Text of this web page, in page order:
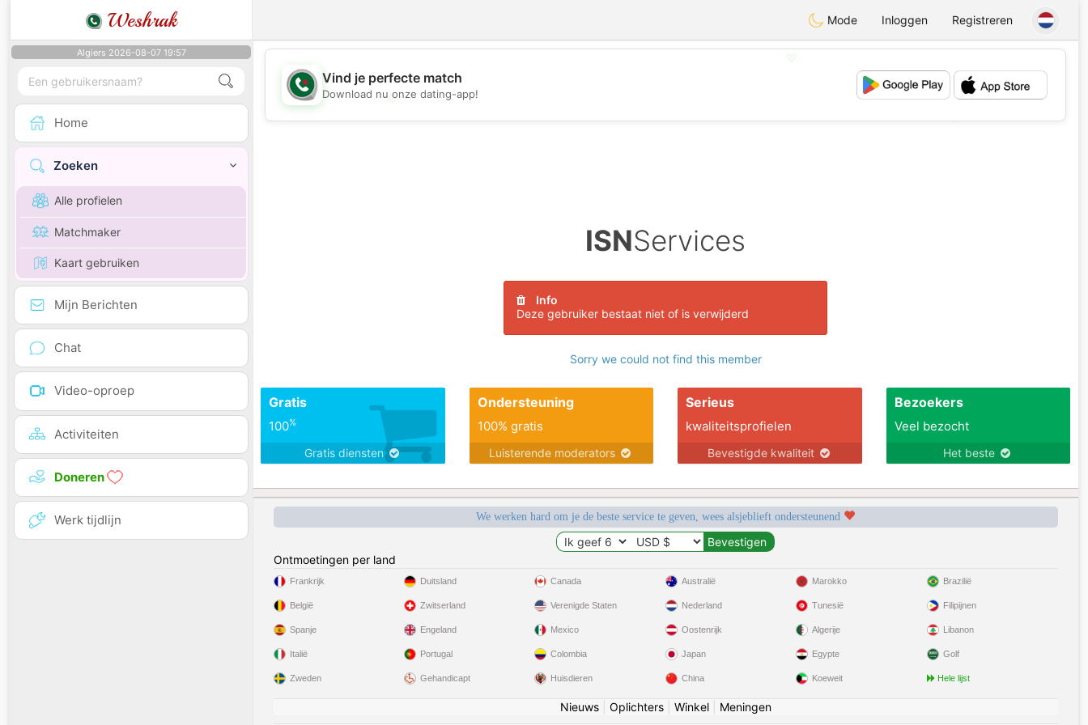
Weshrak Mode Inloggen Registreren
Algiers 2026-08-07 19:57
Home
Zoeken
Alle profielen
Matchmaker
Kaart gebruiken
Mijn Berichten
Chat
Video-oproep
Activiteiten
Doneren
Werk tijdlijn
💖
💕
Vind je perfecte match
Download nu onze dating-app!
ISNServices
Info
Deze gebruiker bestaat niet of is verwijderd
Sorry we could not find this member
Gratis
100%
Gratis diensten
Ondersteuning
100% gratis
Luisterende moderators
Serieus
kwaliteitsprofielen
Bevestigde kwaliteit
Bezoekers
Veel bezocht
Het beste
We werken hard om je de beste service te geven, wees alsjeblieft ondersteunend
Ontmoetingen per land
Frankrijk
België
Spanje
Italië
Zweden
Duitsland
Zwitserland
Engeland
Portugal
Gehandicapt
Canada
Verenigde Staten
Mexico
Colombia
Huisdieren
Australië
Nederland
Oostenrijk
Japan
China
Marokko
Tunesië
Algerije
Egypte
Koeweit
Brazilië
Filipijnen
Libanon
Golf
Hele lijst
Nieuws| Oplichters| Winkel| Meningen